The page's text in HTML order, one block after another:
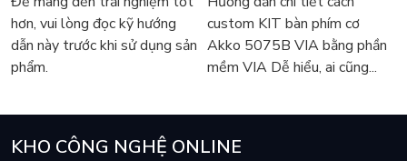
dùng dễ dàng lắp đặt trong các case máy tính có không gian
hạn chế. Với chiều cao chỉ 154mm, tản nhiệt tương thích với
hầu hết các thùng máy trung bình và nhỏ, mang lại sự linh
hoạt và tiện lợi tuyệt vời cho người sử dụng.
hơn, vui lòng đọc kỹ hướng
dẫn này trước khi sử dụng sản
phẩm.
custom KIT bàn phím cơ
Akko 5075B VIA bằng phần
mềm VIA Dễ hiểu, ai cũng...
KHO CÔNG NGHỆ ONLINE